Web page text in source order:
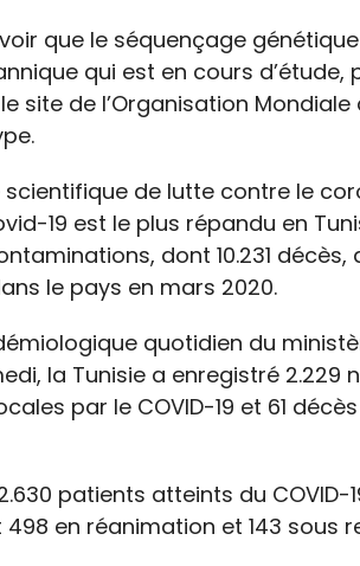
que le séquençage
qui est en cours d’étude,
site de l’Organisation
scientifique de lutte contre le
19 est le plus répandu en
dont 10.231 décès,
le pays en mars 2020.
quotidien du
la Tunisie a enregistré 2.229
par le COVID-19 et 61
patients atteints du
en réanimation et 143 sous